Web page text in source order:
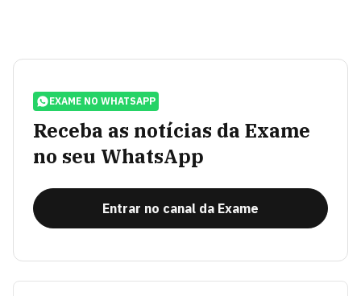
EXAME NO WHATSAPP
Receba as notícias da Exame
no seu WhatsApp
Entrar no canal da Exame